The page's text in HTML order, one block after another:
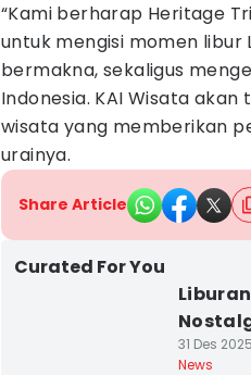
“Kami berharap Heritage
untuk mengisi momen
bermakna, sekaligus
Indonesia. KAI Wisata
wisata yang memberikan
urainya.
Share Article
Curated For You
31 Des
News